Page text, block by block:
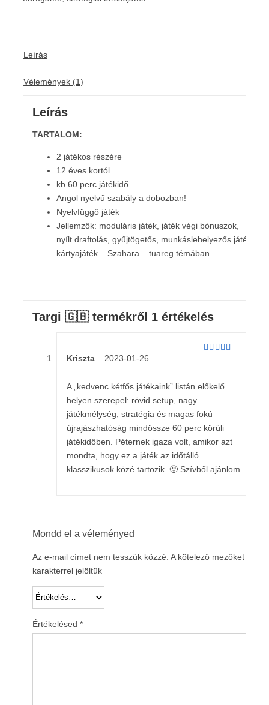
Leírás
Vélemények (1)
Leírás
TARTALOM:
2 játékos részére
12 éves kortól
kb 60 perc játékidő
Angol nyelvű szabály a dobozban!
Nyelvfüggő játék
Jellemzők: moduláris játék, játék végi bónuszok,
nyílt draftolás, gyűjtögetős, munkáslehelyezős játék,
kártyajáték – Szahara – tuareg témában
Targi 🇬🇧termékről 1 értékelés
Kriszta– 2023-01-26
A „kedvenc kétfős játékaink” listán előkelő
helyen szerepel: rövid setup, nagy
játékmélység, stratégia és magas fokú
újrajászhatóság mindössze 60 perc körüli
játékidőben. Péternek igaza volt, amikor azt
mondta, hogy ez a játék az időtálló
klasszikusok közé tartozik. 🙂 Szívből ajánlom.
Mondd el a véleményed
Az e-mail címet nem tesszük közzé. A kötelező mezőket
karakterrel jelöltük
Értékelésed *